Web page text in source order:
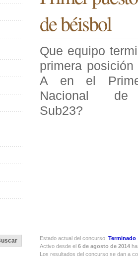
de béisbol
Que equipo
primera
A en el
Nacional de
Sub23?
Estado actual del concurso: Terminado
Activo desde el 6 de agosto de 2014
Los resultados del concurso se dan a